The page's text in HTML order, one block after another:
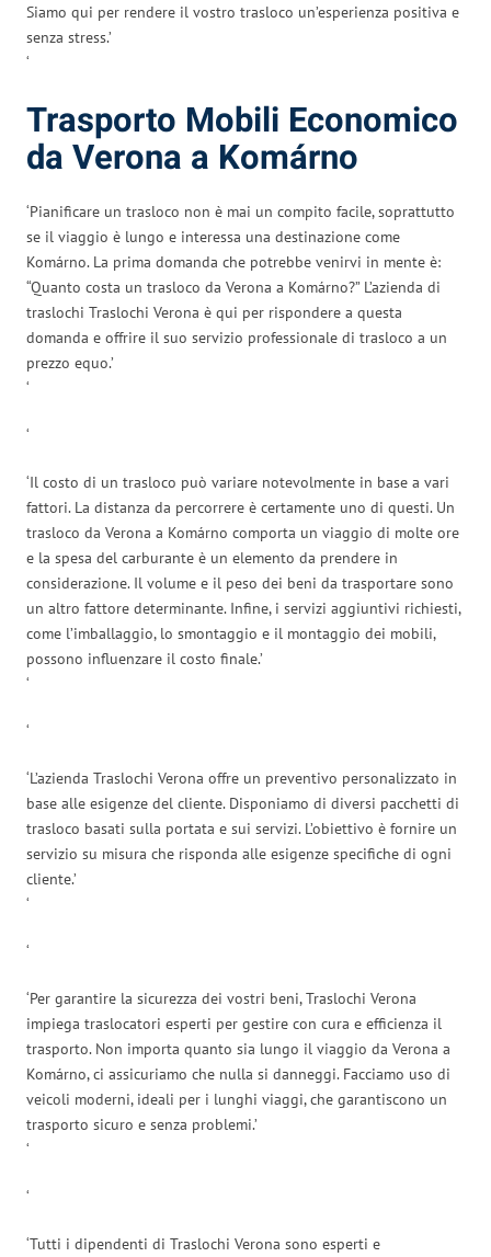
Siamo qui per rendere il vostro trasloco un’esperienza positiva e
senza stress.’
‘
Trasporto Mobili Economico
da Verona a Komárno
‘Pianificare un trasloco non è mai un compito facile, soprattutto
se il viaggio è lungo e interessa una destinazione come
Komárno. La prima domanda che potrebbe venirvi in mente è:
“Quanto costa un trasloco da Verona a Komárno?” L’azienda di
traslochi Traslochi Verona è qui per rispondere a questa
domanda e offrire il suo servizio professionale di trasloco a un
prezzo equo.’
‘
‘
‘Il costo di un trasloco può variare notevolmente in base a vari
fattori. La distanza da percorrere è certamente uno di questi. Un
trasloco da Verona a Komárno comporta un viaggio di molte ore
e la spesa del carburante è un elemento da prendere in
considerazione. Il volume e il peso dei beni da trasportare sono
un altro fattore determinante. Infine, i servizi aggiuntivi richiesti,
come l’imballaggio, lo smontaggio e il montaggio dei mobili,
possono influenzare il costo finale.’
‘
‘
‘L’azienda Traslochi Verona offre un preventivo personalizzato in
base alle esigenze del cliente. Disponiamo di diversi pacchetti di
trasloco basati sulla portata e sui servizi. L’obiettivo è fornire un
servizio su misura che risponda alle esigenze specifiche di ogni
cliente.’
‘
‘
‘Per garantire la sicurezza dei vostri beni, Traslochi Verona
impiega traslocatori esperti per gestire con cura e efficienza il
trasporto. Non importa quanto sia lungo il viaggio da Verona a
Komárno, ci assicuriamo che nulla si danneggi. Facciamo uso di
veicoli moderni, ideali per i lunghi viaggi, che garantiscono un
trasporto sicuro e senza problemi.’
‘
‘
‘Tutti i dipendenti di Traslochi Verona sono esperti e